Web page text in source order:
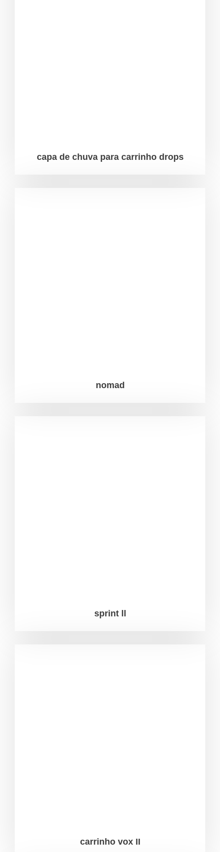
capa de chuva para carrinho drops
nomad
sprint ll
carrinho vox II